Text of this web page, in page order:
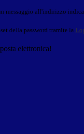
messaggio all'indirizzo
della password tramite la
elettronica!